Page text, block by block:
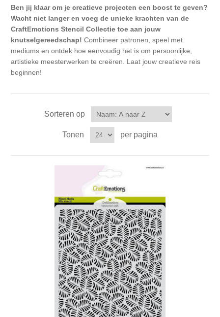
Ben jij klaar om je creatieve projecten een boost te geven?
Wacht niet langer en voeg de unieke krachten van de
CraftEmotions Stencil Collectie toe aan jouw
knutselgereedschap! Combineer patronen, speel met
mediums en ontdek hoe eenvoudig het is om persoonlijke,
artistieke meesterwerken te creëren. Laat jouw creatieve reis
beginnen!
Sorteren op
Tonen per pagina